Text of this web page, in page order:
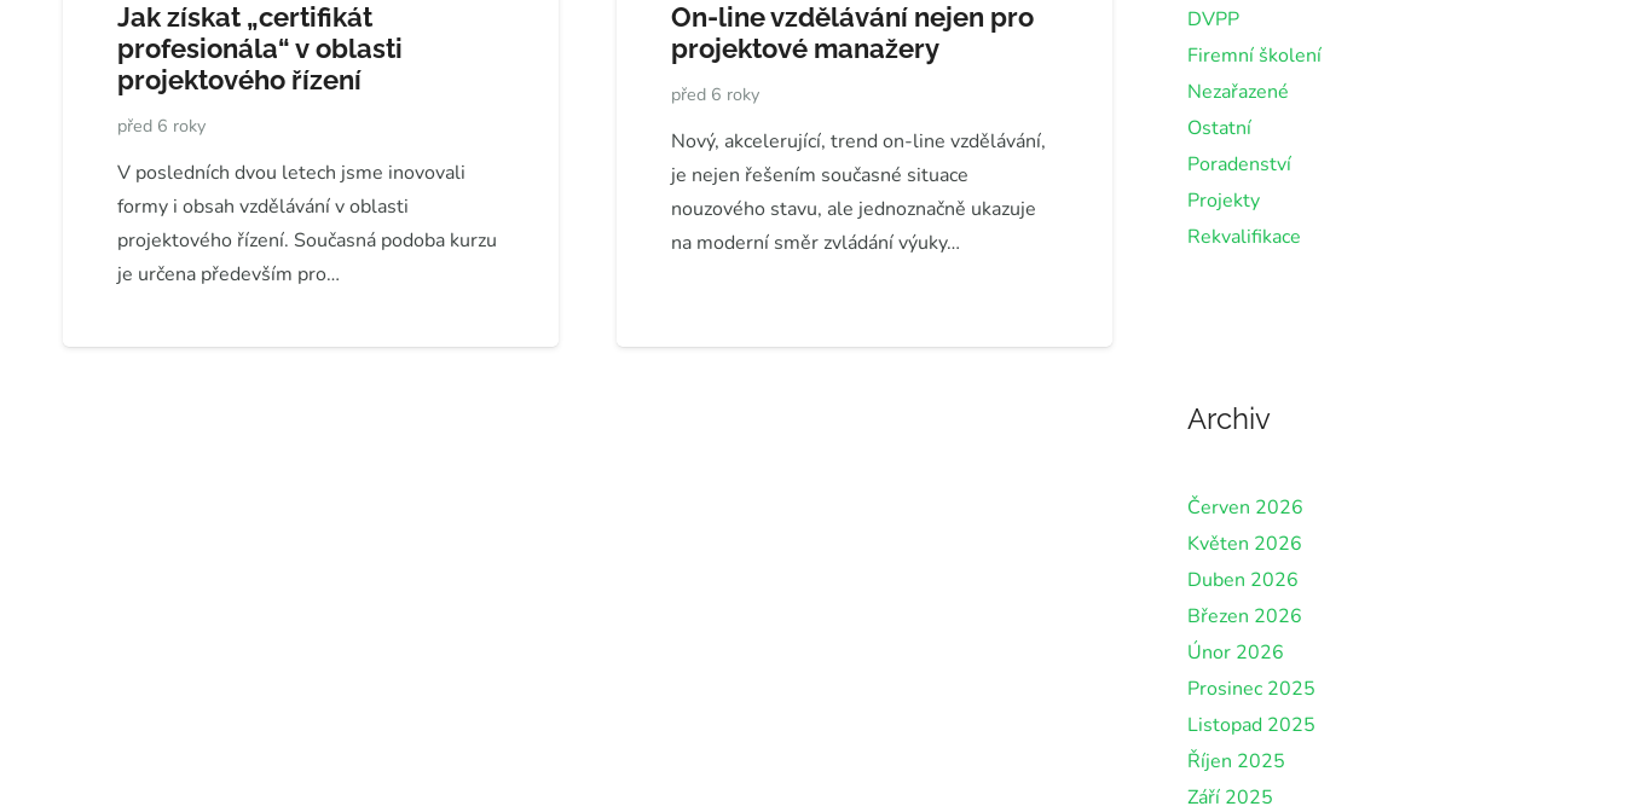
Jak získat „certifikát
profesionála“ v oblasti
projektového řízení
před 6 roky
V posledních dvou letech jsme inovovali
formy i obsah vzdělávání v oblasti
projektového řízení. Současná podoba kurzu
je určena především pro…
On-line vzdělávání nejen pro
projektové manažery
před 6 roky
Nový, akcelerující, trend on-line vzdělávání,
je nejen řešením současné situace
nouzového stavu, ale jednoznačně ukazuje
na moderní směr zvládání výuky…
DVPP
Firemní školení
Nezařazené
Ostatní
Poradenství
Projekty
Rekvalifikace
Archiv
Červen 2026
Květen 2026
Duben 2026
Březen 2026
Únor 2026
Prosinec 2025
Listopad 2025
Říjen 2025
Září 2025